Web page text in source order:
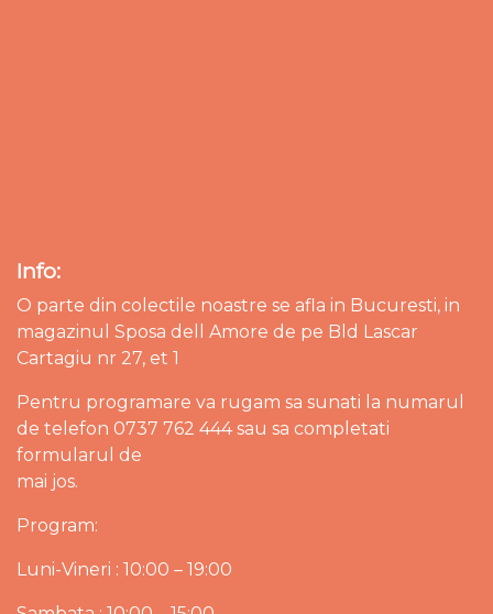
Info:
O parte din colectile noastre se afla in Bucuresti, in
magazinul Sposa dell Amore de pe Bld Lascar
Cartagiu nr 27, et 1
Pentru programare va rugam sa sunati la numarul
de telefon 0737 762 444 sau sa completati
formularul de
mai jos.
Program:
Luni-Vineri : 10:00 – 19:00